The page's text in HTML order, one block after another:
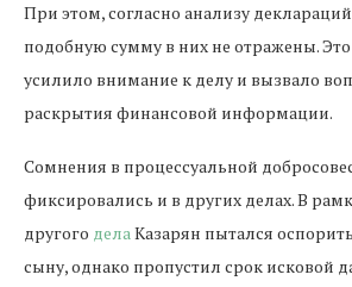
При этом, согласно анализу
подобную сумму в них не отражены.
усилило внимание к делу и вызвало
раскрытия финансовой информации.
Сомнения в процессуальной
фиксировались и в других делах. В
другого делаКазарян пытался
сыну, однако пропустил срок исковой